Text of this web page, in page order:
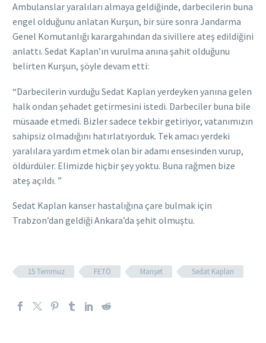
Ambulanslar yaralıları almaya geldiğinde, darbecilerin buna
engel olduğunu anlatan Kurşun, bir süre sonra Jandarma
Genel Komutanlığı karargahından da sivillere ateş edildiğini
anlattı. Sedat Kaplan’ın vurulma anına şahit olduğunu
belirten Kurşun, şöyle devam etti:
“Darbecilerin vurduğu Sedat Kaplan yerdeyken yanına gelen
halk ondan şehadet getirmesini istedi. Darbeciler buna bile
müsaade etmedi. Bizler sadece tekbir getiriyor, vatanımızın
sahipsiz olmadığını hatırlatıyorduk. Tek amacı yerdeki
yaralılara yardım etmek olan bir adamı ensesinden vurup,
öldürdüler. Elimizde hiçbir şey yoktu. Buna rağmen bize
ateş açıldı. ”
Sedat Kaplan kanser hastalığına çare bulmak için
Trabzon’dan geldiği Ankara’da şehit olmuştu.
15 Temmuz FETÖ Manşet Sedat Kaplan